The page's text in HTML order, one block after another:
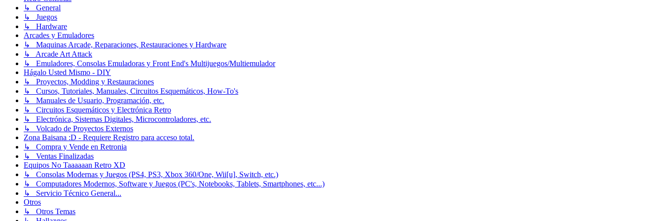
↳ General
↳ Juegos
↳ Hardware
Arcades y Emuladores
↳ Maquinas Arcade, Reparaciones, Restauraciones y Hardware
↳ Arcade Art Attack
↳ Emuladores, Consolas Emuladoras y Front End's Multijuegos/Multiemulador
Hágalo Usted Mismo - DIY
↳ Proyectos, Modding y Restauraciones
↳ Cursos, Tutoriales, Manuales, Circuitos Esquemáticos, How-To's
↳ Manuales de Usuario, Programación, etc.
↳ Circuitos Esquemáticos y Electrónica Retro
↳ Electrónica, Sistemas Digitales, Microcontroladores, etc.
↳ Volcado de Proyectos Externos
Zona Baisana :D - Requiere Registro para acceso total.
↳ Compra y Vende en Retronia
↳ Ventas Finalizadas
Equipos No Taaaaaan Retro XD
↳ Consolas Modernas y Juegos (PS4, PS3, Xbox 360/One, Wii[u], Switch, etc.)
↳ Computadores Modernos, Software y Juegos (PC's, Notebooks, Tablets, Smartphones, etc...)
↳ Servicio Técnico General...
Otros
↳ Otros Temas